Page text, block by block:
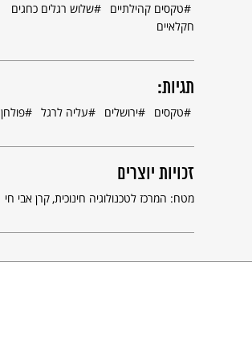
טקסים קהילתיים
שלוש רגלים כחגים
חקלאיים
תגיות:
טקסים ירושלים עליה לרגל פולחן
זכויות יוצרים
מטח: המרכז לטכנולוגיה חינוכית קרן אבי חי